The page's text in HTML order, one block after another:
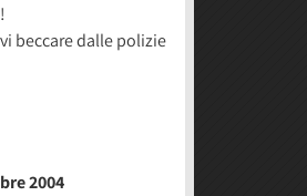
beccare dalle polizie
2004